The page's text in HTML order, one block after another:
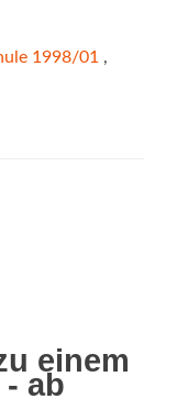
1998/01 ,
einem
ab